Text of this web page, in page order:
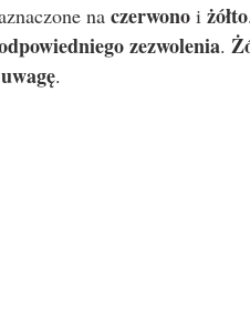
na
czerwono i żółto
zezwolenia.
.